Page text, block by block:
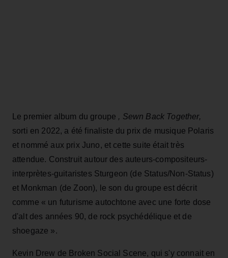
Le premier album du groupe , Sewn Back Together,
sorti en 2022, a été finaliste du prix de musique Polaris
et nommé aux prix Juno, et cette suite était très
attendue. Construit autour des auteurs-compositeurs-
interprètes-guitaristes Sturgeon (de Status/Non-Status)
et Monkman (de Zoon), le son du groupe est décrit
comme « un futurisme autochtone avec une forte dose
d'alt des années 90, de rock psychédélique et de
shoegaze ».
Kevin Drew de Broken Social Scene, qui s'y connait en